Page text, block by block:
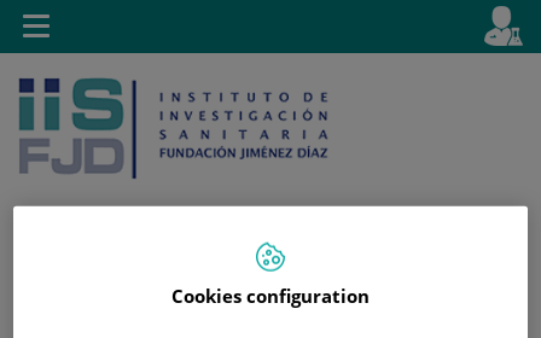
Saltar al contenido
activo
es
Toggle
navigation
Cookies configuration